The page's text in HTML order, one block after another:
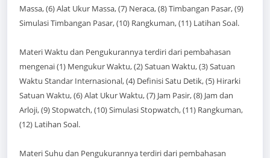
Massa, (6) Alat Ukur Massa, (7) Neraca, (8) Timbangan Pasar, (9)
Simulasi Timbangan Pasar, (10) Rangkuman, (11) Latihan Soal.
Materi Waktu dan Pengukurannya terdiri dari pembahasan
mengenai (1) Mengukur Waktu, (2) Satuan Waktu, (3) Satuan
Waktu Standar Internasional, (4) Definisi Satu Detik, (5) Hirarki
Satuan Waktu, (6) Alat Ukur Waktu, (7) Jam Pasir, (8) Jam dan
Arloji, (9) Stopwatch, (10) Simulasi Stopwatch, (11) Rangkuman,
(12) Latihan Soal.
Materi Suhu dan Pengukurannya terdiri dari pembahasan